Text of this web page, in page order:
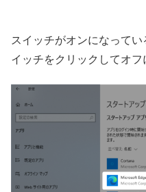
スイッチがオンになって
イッチをクリックしてオフ